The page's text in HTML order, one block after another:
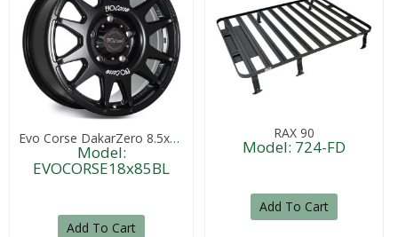
Evo Corse DakarZero 8.5x18" Zwart
Model:
EVOCORSE18x85BL
Add To Cart
RAX 90
Model: 724-FD
Add To Cart